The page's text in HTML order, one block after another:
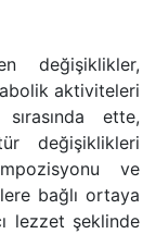
değişiklikler,
aktiviteleri
ette,
değişiklikleri
ve
bağlı ortaya
lezzet şeklinde